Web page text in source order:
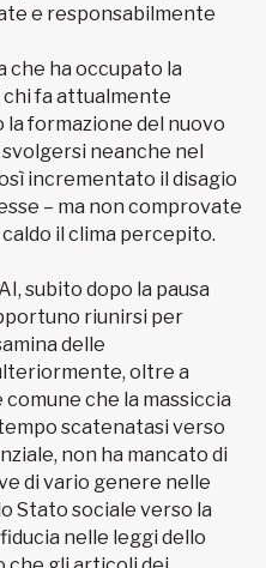
e responsabilmente
che ha occupato la
fa attualmente
formazione del nuovo
neanche nel
incrementato il disagio
– ma non comprovate
il clima percepito.
subito dopo la pausa
riunirsi per
delle
oltre a
che la massiccia
scatenatasi verso
non ha mancato di
di vario genere nelle
Stato sociale verso la
nelle leggi dello